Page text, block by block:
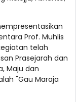
Prof. Muhlis
telah
Prasejarah dan
Maju dan
"Gau Maraja